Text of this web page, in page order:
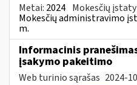
Metai: 2024 Mokesčių
Mokesčių administravimo
m.
Informacinis
įsakymo pakeitimo
Web turinio sąrašas 2024-